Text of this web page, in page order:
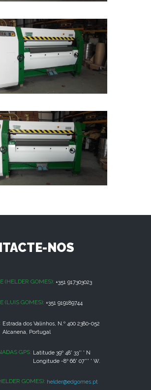
NOS
(HELDER GOMES): +351 917303023
(LUIS GOMES): +351 919189744
Estrada dos Valinhos, N.º 400 2380-052
Alcanena, Portugal
GPS: Latitude 39º 48' 33'' ' N
Longitude -8º 66' 07''' ' W.
GOMES): helder@edgomes.pt